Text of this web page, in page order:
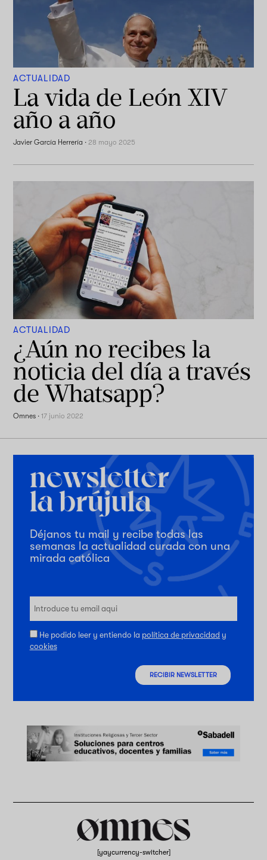
ACTUALIDAD
La vida de León XIV
año a año
Javier García Herrería ·28 mayo 2025
ACTUALIDAD
¿Aún no recibes la
noticia del día a través
de Whatsapp?
Omnes ·17 junio 2022
Déjanos tu mail y recibe todas las
semanas la actualidad curada con una
mirada católica
He podido leer y entiendo la política de privacidad y
cookies
RECIBIR NEWSLETTER
[yaycurrency-switcher]